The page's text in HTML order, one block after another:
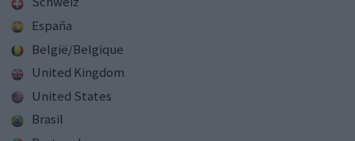
España
België/Belgique
United Kingdom
United States
Brasil